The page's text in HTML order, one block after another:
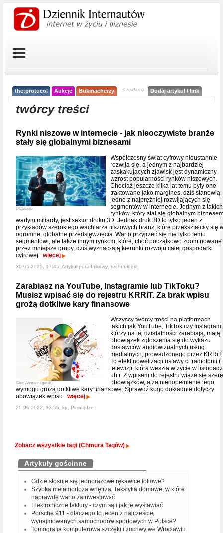
the:protocol Aukcje Bukmacherzy < reklama Dodaj artykuł / link
twórcy treści
Rynki niszowe w internecie - jak nieoczywiste branże
stały się globalnymi biznesami
DCStudio
Współczesny świat cyfrowy nieustannie
rozwija się, a jednym z najbardziej
zaskakujących zjawisk jest dynamiczny
wzrost popularności rynków niszowych.
Chociaż jeszcze kilka lat temu były one
traktowane jako margines, dziś stanowią
jedne z najprężniej rozwijających się
segmentów w internecie. Jednym z takich
rynków, który stał się globalnym biznesem
wartym miliardy, jest sektor druku 3D. Jednak druk 3D to tylko jeden z
przykładów szerokiego wachlarza niszowych branż, które przekształciły się
ogromne, globalne przedsięwzięcia. Warto przyjrzeć się nie tylko temu
segmentowi, ale także innym rynkom, które, choć początkowo zdominowane
przez mniejsze grupy, dziś wyznaczają kierunki rozwoju całej gospodarki
cyfrowej. więcej
30-05-2025, 17:45, Artykuł poradnikowy, Technologie
Zarabiasz na YouTube, Instagramie lub TikToku?
Musisz wpisać się do rejestru KRRiT. Za brak wpisu
grożą dotkliwe kary finansowe
Gerd Altmann (geralt)
Wszyscy twórcy treści na platformach
takich jak YouTube, TikTok czy Instagram,
którzy na tej działalności zarabiają, mają
obowiązek zgłoszenia się do wykazu
dostawców audiowizualnych usług
medialnych, prowadzonego przez KRRiT.
To efekt nowelizacji ustawy o radiofonii i
telewizji, która weszła w życie w
ub.r. Z wpisem do rejestru wiąże się
obowiązków, a za niedopełnienie tego
wymogu grożą dotkliwe kary finansowe. Sprawdź kogo dokładnie dotyczy
obowiązek wpisu. więcej
20-06-2022, 13:56, kg, Pieniądze
Zobacz wszystkie tagi (Chmura Tagów)
Artykuły gościnne
Gdzie stosuje się jednorazowe rękawice foliowe?
Szybka metamorfoza wnętrza. Tekstylia domowe, w które
naprawdę warto zainwestować
Elektroniczne faktury - czym są i jak je wystawiać
Porsche 911 - dlaczego to jeden z najcześciej
wynajmowanych samochodów sportowych w Polsce?
Tomografia komputerowa szczęki i żuchwy we Wrocławiu